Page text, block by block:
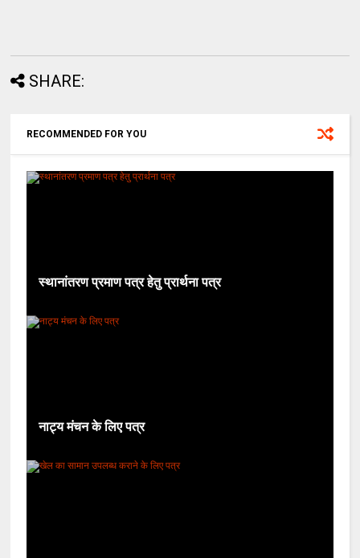
SHARE:
RECOMMENDED FOR YOU
स्थानांतरण प्रमाण पत्र हेतु प्रार्थना पत्र
नाट्य मंचन के लिए पत्र